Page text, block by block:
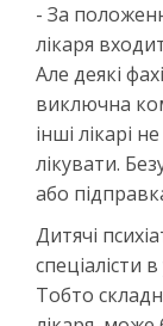
- За
лікаря
Але деякі
виключна
інші лікарі
лікувати.
або
Дитячі
спеціалісти
Тобто